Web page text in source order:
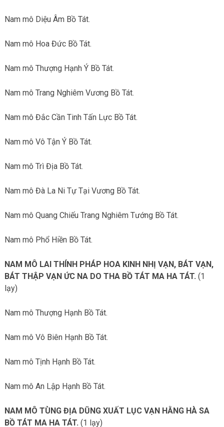
Nam mô Diệu Âm Bồ Tát.
Nam mô Hoa Đức Bồ Tát.
Nam mô Thượng Hạnh Ý Bồ Tát.
Nam mô Trang Nghiêm Vương Bồ Tát.
Nam mô Đắc Cần Tinh Tấn Lực Bồ Tát.
Nam mô Vô Tận Ý Bồ Tát.
Nam mô Trì Địa Bồ Tát.
Nam mô Đà La Ni Tự Tại Vương Bồ Tát.
Nam mô Quang Chiếu Trang Nghiêm Tướng Bồ Tát.
Nam mô Phổ Hiền Bồ Tát.
NAM MÔ LAI THÍNH PHÁP HOA KINH NHỊ VẠN, BÁT VẠN,
BÁT THẬP VẠN ỨC NA DO THA BỒ TÁT MA HA TÁT. (1
lạy)
Nam mô Thượng Hạnh Bồ Tát.
Nam mô Vô Biên Hạnh Bồ Tát.
Nam mô Tịnh Hạnh Bồ Tát.
Nam mô An Lập Hạnh Bồ Tát.
NAM MÔ TÙNG ĐỊA DŨNG XUẤT LỤC VẠN HẰNG HÀ SA
BỒ TÁT MA HA TÁT. (1 lạy)